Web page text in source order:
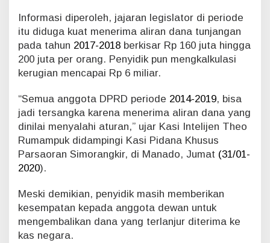
d
k
s
i
e
r
i
b
a
o
u
p
Informasi diperoleh, jajaran legislator di periode
itu diduga kuat menerima aliran dana tunjangan
pada tahun 2017-2018 berkisar Rp 160 juta hingga
200 juta per orang. Penyidik pun mengkalkulasi
kerugian mencapai Rp 6 miliar.
“Semua anggota DPRD periode 2014-2019, bisa
jadi tersangka karena menerima aliran dana yang
dinilai menyalahi aturan,” ujar Kasi Intelijen Theo
Rumampuk didampingi Kasi Pidana Khusus
Parsaoran Simorangkir, di Manado, Jumat (31/01-
2020).
Meski demikian, penyidik masih memberikan
kesempatan kepada anggota dewan untuk
mengembalikan dana yang terlanjur diterima ke
kas negara.